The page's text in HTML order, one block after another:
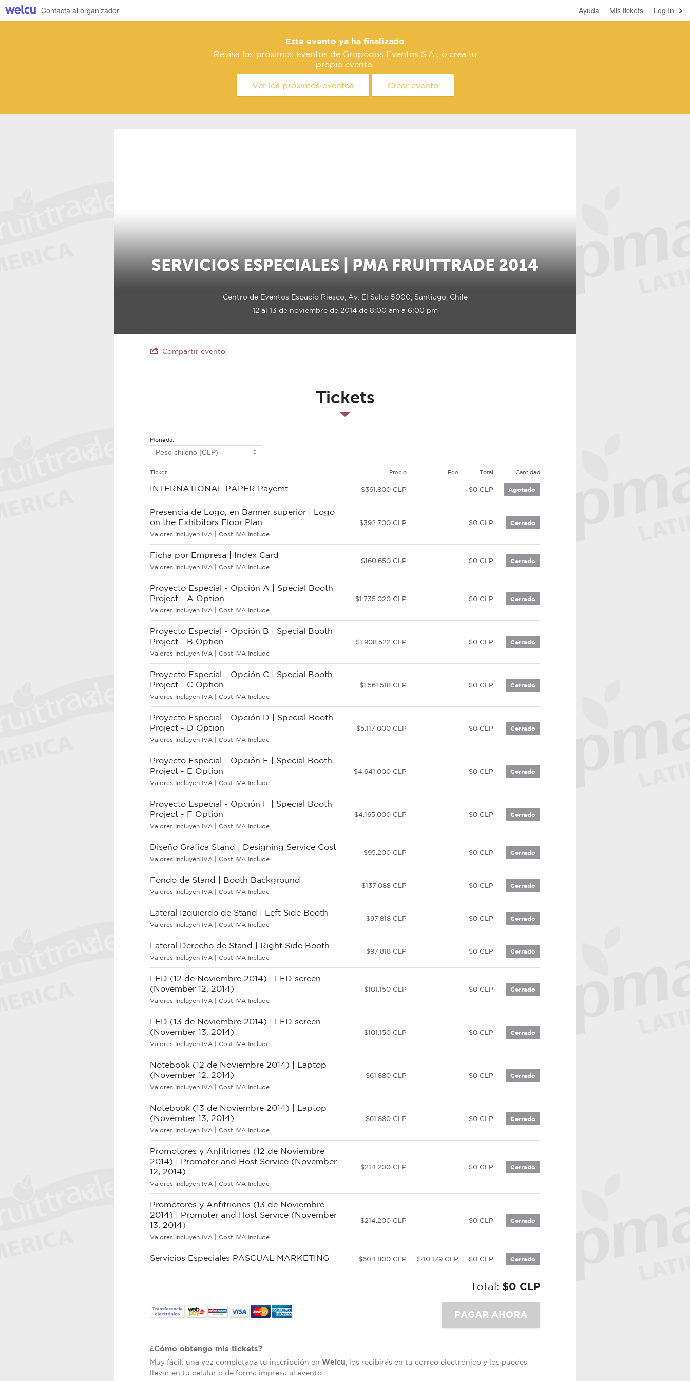
Log In
Mis tickets
Ayuda
Contacta al organizador
Este evento ya ha finalizado
Revisa los próximos eventos de Grupodos Eventos S.A., o crea tu
propio evento.
Ver los próximos eventos Crear evento
SERVICIOS ESPECIALES | PMA FRUITTRADE 2014
Centro de Eventos Espacio Riesco, Av. El Salto 5000, Santiago, Chile
12 al 13 de noviembre de 2014 de 8:00 am a 6:00 pm
Compartir evento
Tickets
Moneda:
Ticket Precio Fee Total Cantidad
INTERNATIONAL PAPER Payemt $361.800 CLP $0 CLP Agotado
Presencia de Logo, en Banner superior | Logo
on the Exhibitors Floor Plan
Valores Incluyen IVA | Cost IVA Include
$392.700 CLP $0 CLP Cerrado
Ficha por Empresa | Index Card
Valores Incluyen IVA | Cost IVA Include
$160.650 CLP $0 CLP Cerrado
Proyecto Especial - Opción A | Special Booth
Project - A Option
Valores Incluyen IVA | Cost IVA Include
$1.735.020 CLP $0 CLP Cerrado
Proyecto Especial - Opción B | Special Booth
Project - B Option
Valores Incluyen IVA | Cost IVA Include
$1.908.522 CLP $0 CLP Cerrado
Proyecto Especial - Opción C | Special Booth
Project - C Option
Valores Incluyen IVA | Cost IVA Include
$1.561.518 CLP $0 CLP Cerrado
Proyecto Especial - Opción D | Special Booth
Project - D Option
Valores Incluyen IVA | Cost IVA Include
$5.117.000 CLP $0 CLP Cerrado
Proyecto Especial - Opción E | Special Booth
Project - E Option
Valores Incluyen IVA | Cost IVA Include
$4.641.000 CLP $0 CLP Cerrado
Proyecto Especial - Opción F | Special Booth
Project - F Option
Valores Incluyen IVA | Cost IVA Include
$4.165.000 CLP $0 CLP Cerrado
Diseño Gráfica Stand | Designing Service Cost
Valores Incluyen IVA | Cost IVA Include
$95.200 CLP $0 CLP Cerrado
Fondo de Stand | Booth Background
Valores Incluyen IVA | Cost IVA Include
$137.088 CLP $0 CLP Cerrado
Lateral Izquierdo de Stand | Left Side Booth
Valores Incluyen IVA | Cost IVA Include
$97.818 CLP $0 CLP Cerrado
Lateral Derecho de Stand | Right Side Booth
Valores Incluyen IVA | Cost IVA Include
$97.818 CLP $0 CLP Cerrado
LED (12 de Noviembre 2014) | LED screen
(November 12, 2014)
Valores Incluyen IVA | Cost IVA Include
$101.150 CLP $0 CLP Cerrado
LED (13 de Noviembre 2014) | LED screen
(November 13, 2014)
Valores Incluyen IVA | Cost IVA Include
$101.150 CLP $0 CLP Cerrado
Notebook (12 de Noviembre 2014) | Laptop
(November 12, 2014)
Valores Incluyen IVA | Cost IVA Include
$61.880 CLP $0 CLP Cerrado
Notebook (13 de Noviembre 2014) | Laptop
(November 13, 2014)
Valores Incluyen IVA | Cost IVA Include
$61.880 CLP $0 CLP Cerrado
Promotores y Anfitriones (12 de Noviembre
2014) | Promoter and Host Service (November
12, 2014)
Valores Incluyen IVA | Cost IVA Include
$214.200 CLP $0 CLP Cerrado
Promotores y Anfitriones (13 de Noviembre
2014) | Promoter and Host Service (November
13, 2014)
Valores Incluyen IVA | Cost IVA Include
$214.200 CLP $0 CLP Cerrado
Servicios Especiales PASCUAL MARKETING $604.800 CLP $40.179 CLP $0 CLP Cerrado
Total: $0 CLP
¿Cómo obtengo mis tickets?
Muy fácil: una vez completada tu inscripción en Welcu , los recibirás en tu correo electrónico y los puedes
llevar en tu celular o de forma impresa al evento.